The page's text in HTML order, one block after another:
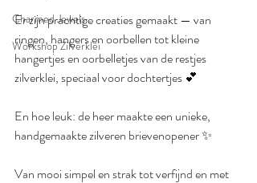
Charmed Jewels
Workshop Zilverklei
Er zijn prachtige creaties gemaakt — van
ringen, hangers en oorbellen tot kleine
hangertjes en oorbelletjes van de restjes
zilverklei, speciaal voor dochtertjes 💕
En hoe leuk: de heer maakte een unieke,
handgemaakte zilveren brievenopener ✨
Van mooi simpel en strak tot verfijnd en met